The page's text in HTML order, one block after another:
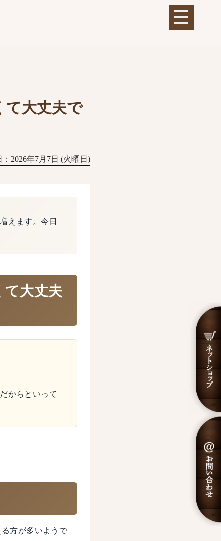
て大丈夫で
2026年7月7日 (火曜日)
えます。今日
大丈夫
からといって
方が多いようで